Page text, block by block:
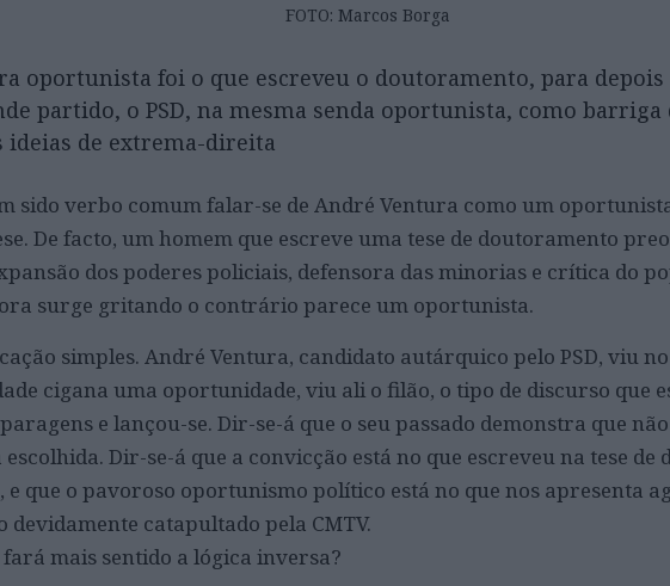
FOTO: Marcos Borga
oportunista foi o que escreveu o doutoramento, para
partido, o PSD, na mesma senda oportunista, como barriga
ideias de extrema-direita
sido verbo comum falar-se de André Ventura como um
De facto, um homem que escreve uma tese de doutoramento
dos poderes policiais, defensora das minorias e crítica do
surge gritando o contrário parece um oportunista.
simples. André Ventura, candidato autárquico pelo PSD, viu
cigana uma oportunidade, viu ali o filão, o tipo de discurso que
e lançou-se. Dir-se-á que o seu passado demonstra que
Dir-se-á que a convicção está no que escreveu na tese de
e que o pavoroso oportunismo político está no que nos apresenta
devidamente catapultado pela CMTV.
fará mais sentido a lógica inversa?